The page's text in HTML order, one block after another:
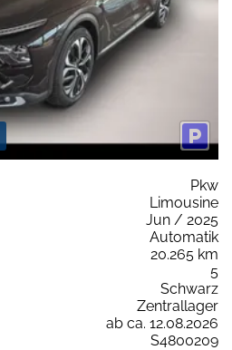
Pkw
Limousine
Jun / 2025
Automatik
20.265 km
5
Schwarz
Zentrallager
ab ca. 12.08.2026
S4800209